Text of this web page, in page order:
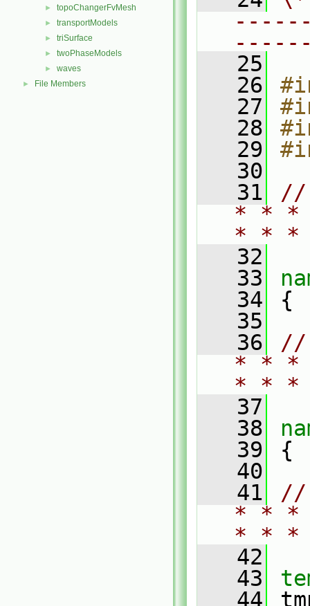
► topoChangerFvMesh
► transportModels
► triSurface
► twoPhaseModels
► waves
► File Members
   25
   26
   27
   28
   29
   30
   31
//
* * *
* *
   32
   33
   34
{
   35
   36
//
* * *
* *
   37
   38
   39
{
   40
   41
//
* * *
* *
   42
   43
   44